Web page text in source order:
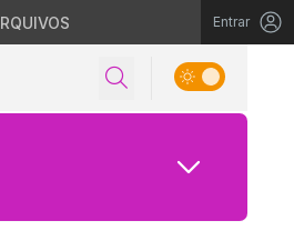
Entrar